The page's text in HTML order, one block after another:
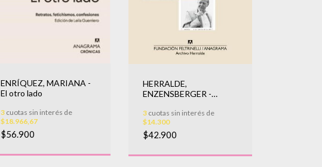
ENRÍQUEZ, MARIANA -
El otro lado
3 cuotas sin interés de
$18.966,67
$56.900
HERRALDE,
ENZENSBERGER -
1971-2005
3cuotas sin interés de
$14.300
$42.900